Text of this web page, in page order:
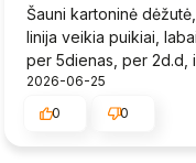
Šauni kartoninė
linija veikia puikiai,
per 5dienas, per 2d.d,
2026-06-25
0
0